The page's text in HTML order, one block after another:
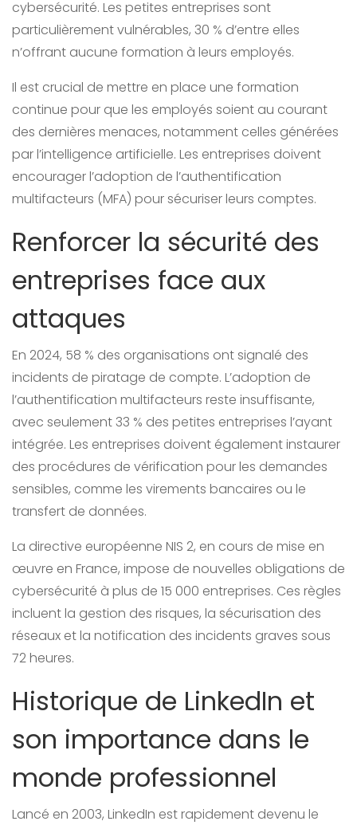
cybersécurité. Les petites entreprises sont
particulièrement vulnérables, 30 % d’entre elles
n’offrant aucune formation à leurs employés.
Il est crucial de mettre en place une formation
continue pour que les employés soient au courant
des dernières menaces, notamment celles générées
par l’intelligence artificielle. Les entreprises doivent
encourager l’adoption de l’authentification
multifacteurs (MFA) pour sécuriser leurs comptes.
Renforcer la sécurité des
entreprises face aux
attaques
En 2024, 58 % des organisations ont signalé des
incidents de piratage de compte. L’adoption de
l’authentification multifacteurs reste insuffisante,
avec seulement 33 % des petites entreprises l’ayant
intégrée. Les entreprises doivent également instaurer
des procédures de vérification pour les demandes
sensibles, comme les virements bancaires ou le
transfert de données.
La directive européenne NIS 2, en cours de mise en
œuvre en France, impose de nouvelles obligations de
cybersécurité à plus de 15 000 entreprises. Ces règles
incluent la gestion des risques, la sécurisation des
réseaux et la notification des incidents graves sous
72 heures.
Historique de LinkedIn et
son importance dans le
monde professionnel
Lancé en 2003, LinkedIn est rapidement devenu le